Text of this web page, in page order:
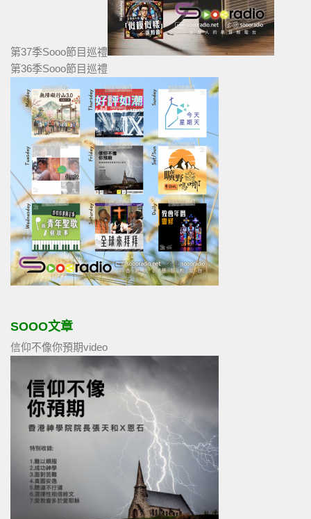
第37季Sooo節目巡禮
第36季Sooo節目巡禮
SOOO文章
信仰不像你預期video